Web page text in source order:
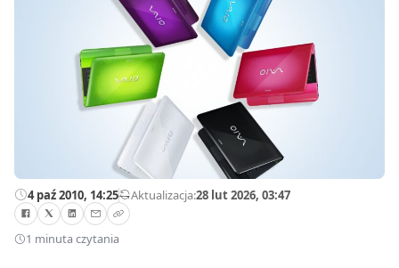
4 paź 2010, 14:25—Aktualizacja:28 lut 2026, 03:47
1 minuta czytania